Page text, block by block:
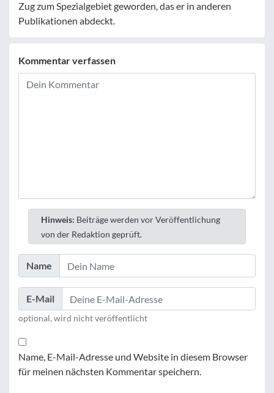
Zug zum Spezialgebiet geworden, das er in anderen
Publikationen abdeckt.
Kommentar verfassen
Hinweis: Beiträge werden vor Veröffentlichung
von der Redaktion geprüft.
Name
E-Mail
optional, wird nicht veröffentlicht
Name, E-Mail-Adresse und Website in diesem Browser
für meinen nächsten Kommentar speichern.